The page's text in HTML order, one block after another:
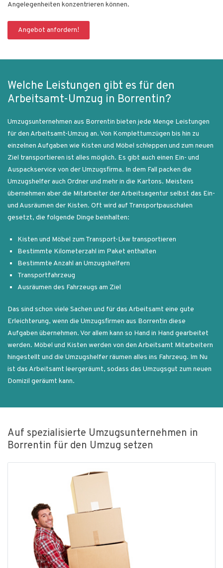
Angelegenheiten konzentrieren können.
Angebot anfordern!
Welche Leistungen gibt es für den
Arbeitsamt-Umzug in Borrentin?
Umzugsunternehmen aus Borrentin bieten jede Menge Leistungen
für den Arbeitsamt-Umzug an. Von Komplettumzügen bis hin zu
einzelnen Aufgaben wie Kisten und Möbel schleppen und zum neuen
Ziel transportieren ist alles möglich. Es gibt auch einen Ein- und
Auspackservice von der Umzugsfirma. In dem Fall packen die
Umzugshelfer auch Ordner und mehr in die Kartons. Meistens
übernehmen aber die Mitarbeiter der Arbeitsagentur selbst das Ein-
und Ausräumen der Kisten. Oft wird auf Transportpauschalen
gesetzt, die folgende Dinge beinhalten:
Kisten und Möbel zum Transport-Lkw transportieren
Bestimmte Kilometerzahl im Paket enthalten
Bestimmte Anzahl an Umzugshelfern
Transportfahrzeug
Ausräumen des Fahrzeugs am Ziel
Das sind schon viele Sachen und für das Arbeitsamt eine gute
Erleichterung, wenn die Umzugsfirmen aus Borrentin diese
Aufgaben übernehmen. Vor allem kann so Hand in Hand gearbeitet
werden. Möbel und Kisten werden von den Arbeitsamt Mitarbeitern
hingestellt und die Umzugshelfer räumen alles ins Fahrzeug. Im Nu
ist das Arbeitsamt leergeräumt, sodass das Umzugsgut zum neuen
Domizil geräumt kann.
Auf spezialisierte Umzugsunternehmen in
Borrentin für den Umzug setzen